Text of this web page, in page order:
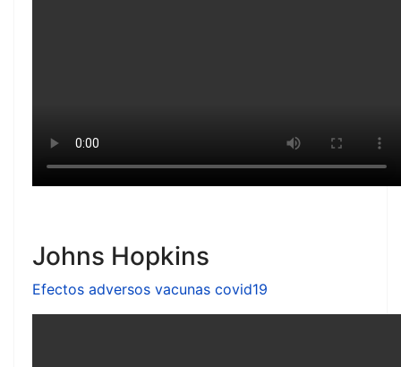
Johns Hopkins
Efectos adversos vacunas covid19